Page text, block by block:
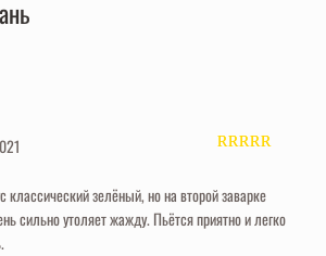
классический зелёный, но на второй заварке
сильно утоляет жажду. Пьётся приятно и легко